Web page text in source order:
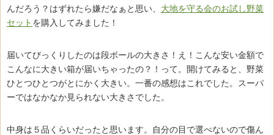
んだろう？はずれたら嫌だなぁと思い、 大地を守る会のお試し野菜
セット を購入してみました！
届いてびっくりしたのは段ボールの大きさ！え！こんな安い金額で
こんなに大きい箱が届いちゃったの？！って。開けてみると、野菜
ひとつひとつがとにかく大きい。一番の感想はこれでした。スーパ
ーではなかなか見られない大きさでした。
中身は５品くらいだったと思います。自分の目で選べないので傷ん